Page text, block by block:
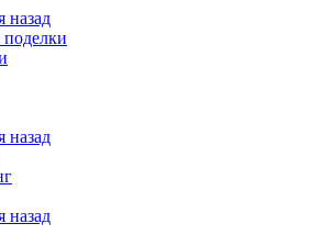
назад
поделки
назад
назад